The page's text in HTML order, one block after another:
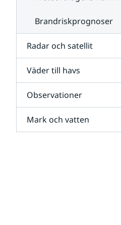
Brandriskprognoser
Radar och satellit
Väder till havs
Observationer
Mark och vatten